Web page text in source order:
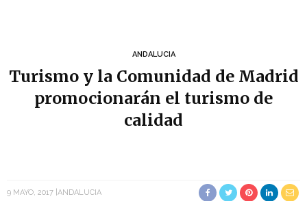
ANDALUCIA
Turismo y la Comunidad de Madrid
promocionarán el turismo de
calidad
9 MAYO, 2017 ANDALUCIA